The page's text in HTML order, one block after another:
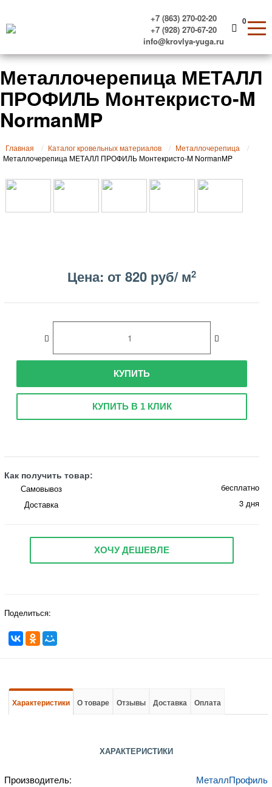
+7 (863) 270-02-20
+7 (928) 270-67-20
info@krovlya-yuga.ru
0
Металлочерепица МЕТАЛЛ
ПРОФИЛЬ Монтекристо-M
NormanMP
Главная Каталог кровельных материалов
Металлочерепица
Металлочерепица МЕТАЛЛ ПРОФИЛЬ Монтекристо-M NormanMP
Цена: от 820 руб/ м2
КУПИТЬ
КУПИТЬ В 1 КЛИК
Как получить товар:
Самовывоз
бесплатно
Доставка
3 дня
ХОЧУ ДЕШЕВЛЕ
Поделиться:
Характеристики О товаре Отзывы Доставка Оплата
ХАРАКТЕРИСТИКИ
Производитель:
МеталлПрофиль